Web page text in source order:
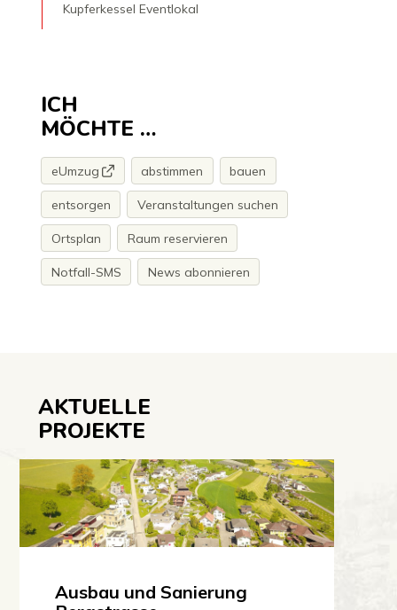
Kupferkessel Eventlokal
ICH
MÖCHTE …
eUmzug abstimmen bauen
entsorgen Veranstaltungen suchen
Ortsplan Raum reservieren
Notfall-SMS News abonnieren
AKTUELLE
PROJEKTE
Ausbau und Sanierung